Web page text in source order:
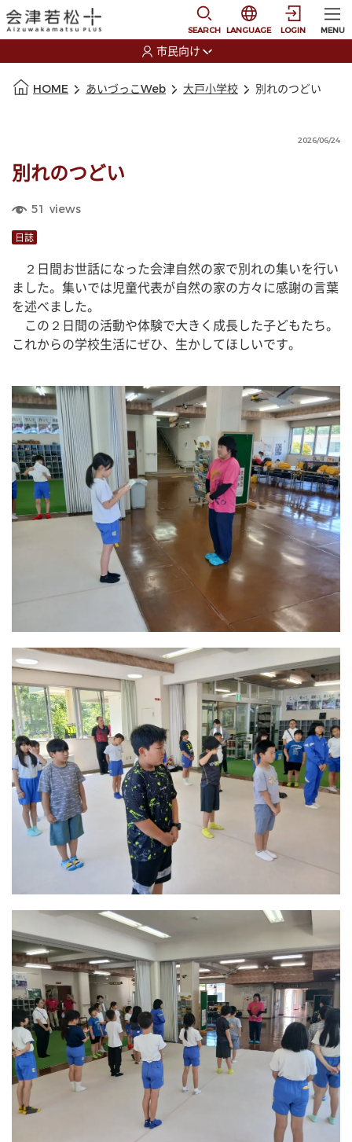
SEARCH
選択すると言語の切
LANGUAGE LOGIN MENU
市民向け
HOME あいづっこWeb 大戸小学校 別れのつどい
2026/06/24
別れのつどい
51 views
日誌
２日間お世話になった会津自然の家で別れの集いを行い
ました。集いでは児童代表が自然の家の方々に感謝の言葉
を述べました。
この２日間の活動や体験で大きく成長した子どもたち。
これからの学校生活にぜひ、生かしてほしいです。